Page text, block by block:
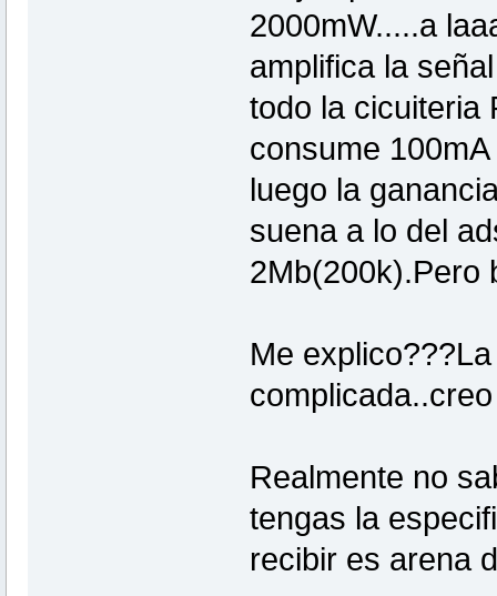
2000mW.....a
amplifica la
todo la cicuiteria
consume
luego la
suena a lo del
2Mb(200k).Pero
Me
Realmente no
tengas la
recibir es arena